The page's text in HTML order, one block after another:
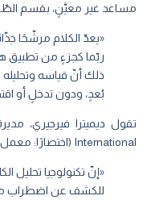
مساعد غير معيَّنٍ، بقسم
«يعدّ الكلام مرشّحًا
ربّما كجزءٍ من تطبيق
ذلك أنّ قياسه
بُعدٍ، ودون تدخلٍ أو
International (اختصارًا: معمل STAR):
«إنّ تكنولوجيا تحليل
للكشف عن اضطراب